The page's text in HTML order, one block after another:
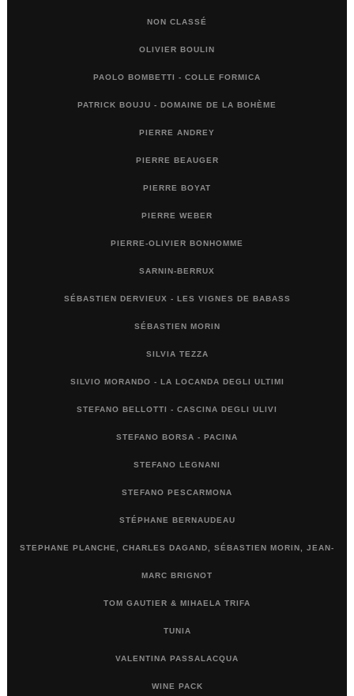
NON CLASSÉ
OLIVIER BOULIN
PAOLO BOMBETTI - COLLE FORMICA
PATRICK BOUJU - DOMAINE DE LA BOHÈME
PIERRE ANDREY
PIERRE BEAUGER
PIERRE BOYAT
PIERRE WEBER
PIERRE-OLIVIER BONHOMME
SARNIN-BERRUX
SÉBASTIEN DERVIEUX - LES VIGNES DE BABASS
SÉBASTIEN MORIN
SILVIA TEZZA
SILVIO MORANDO - LA LOCANDA DEGLI ULTIMI
STEFANO BELLOTTI - CASCINA DEGLI ULIVI
STEFANO BORSA - PACINA
STEFANO LEGNANI
STEFANO PESCARMONA
STÉPHANE BERNAUDEAU
STEPHANE PLANCHE, CHARLES DAGAND, SÉBASTIEN MORIN, JEAN-
MARC BRIGNOT
TOM GAUTIER & MIHAELA TRIFA
TUNIA
VALENTINA PASSALACQUA
WINE PACK